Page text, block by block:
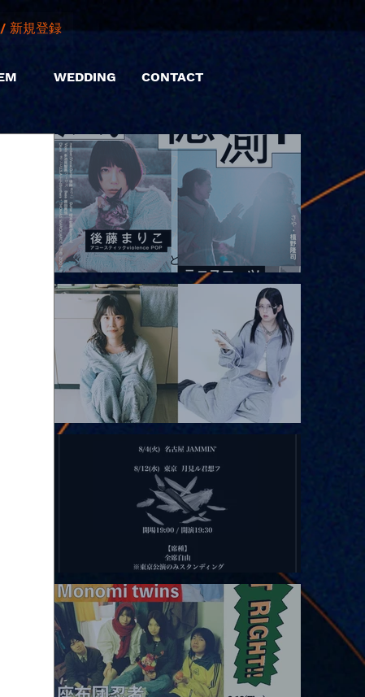
新規登録
WEDDING CONTACT
2026.08.10 |【観覧】「巷のmyストーリー/風の憶測1～後藤まりこ
アコースティックviolence POPとテニスコーツ」
2026.08.12 |【観覧】田澤孝介 ソロワンマン 「Ballad Box 2026」